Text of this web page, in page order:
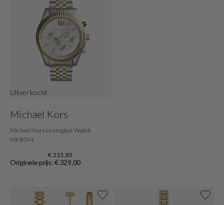
Uitverkocht
Michael Kors
Michael Kors Lexington Watch
MK8344
€ 213,85
Originele prijs: € 329,00